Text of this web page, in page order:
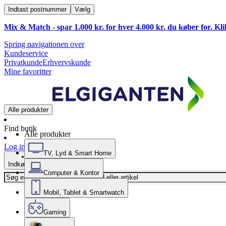
Indtast postnummer Vælg
Mix & Match - spar 1.000 kr. for hver 4.000 kr. du køber for.
Spring navigationen over
Kundeservice
PrivatkundeErhvervskunde
Mine favoritter
Alle produkter
Find butik
Log ind
Indkøbskurv
Alle produkter
TV, Lyd & Smart Home
Computer & Kontor
Mobil, Tablet & Smartwatch
Gaming